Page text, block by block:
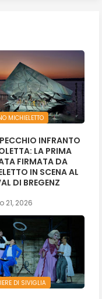
MICHIELETTO
INFRANTO
LA PRIMA
FIRMATA DA
IN SCENA AL
DI BREGENZ
21, 2026
DI SIVIGLIA